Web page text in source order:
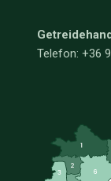
Telefon: +36